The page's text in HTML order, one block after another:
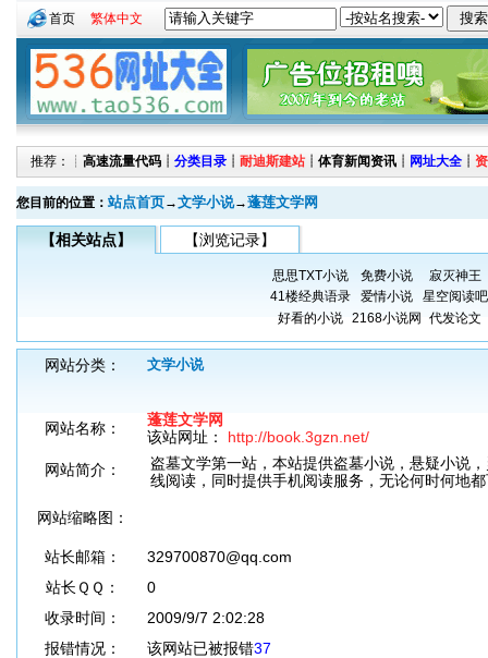
首页 繁体中文
推荐：┊ 高速流量代码 ┊ 分类目录 ┊ 耐迪斯建站 ┊ 体育新闻资讯 ┊ 网址大全 ┊
您目前的位置： 站点首页→文学小说→蓬莲文学网
【相关站点】 【浏览记录】
思思TXT小说 免费小说
寂灭神王
41楼经典语录
爱情小说
星空阅读吧
好看的小说 2168小说网 代发论文
网站分类： 文学小说
网站名称：
蓬莲文学网
该站网址： http://book.3gzn.net/
网站简介：
盗墓文学第一站，本站提供盗墓小说，悬疑小说
线阅读，同时提供手机阅读服务，无论何时何地
网站缩略图：
站长邮箱：
329700870@qq.com
站长ＱＱ：
0
收录时间：
2009/9/7 2:02:28
报错情况：
该网站已被报错37